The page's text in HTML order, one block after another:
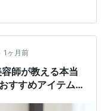
るのか、はたまた
お話を詳しくして
1ヶ月前
師が教える本当
すすめアイテム